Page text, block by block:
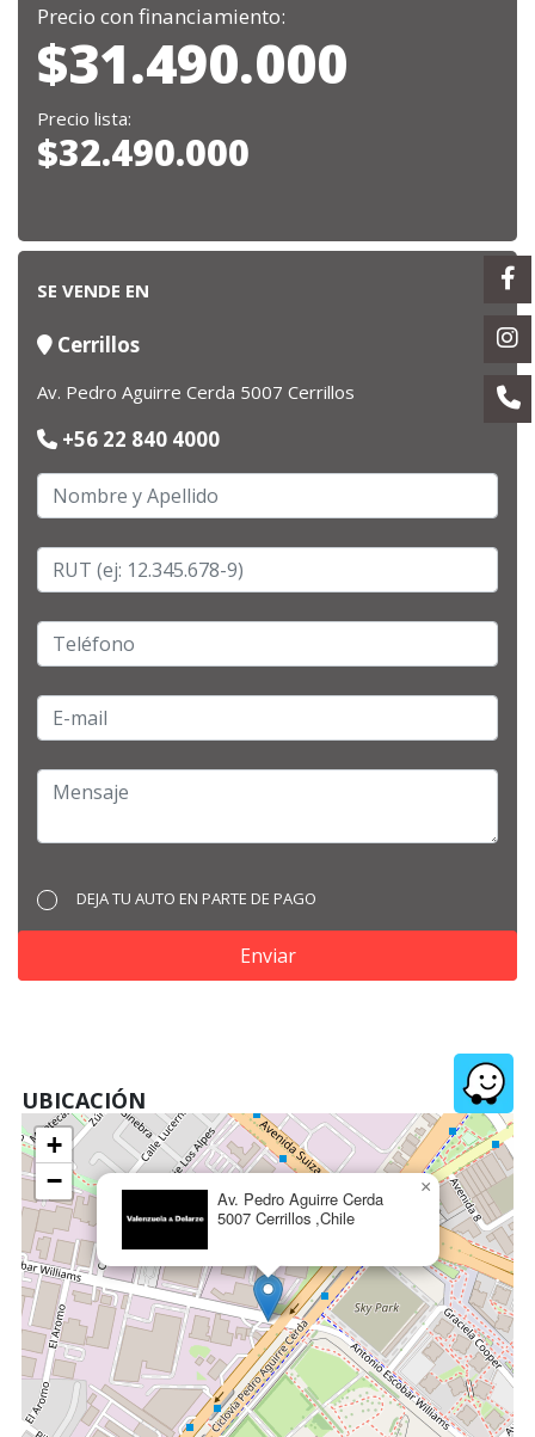
Precio con financiamiento:
$31.490.000
Precio lista:
$32.490.000
SE VENDE EN
Cerrillos
Av. Pedro Aguirre Cerda 5007 Cerrillos
+56 22 840 4000
DEJA TU AUTO EN PARTE DE PAGO
Enviar
UBICACIÓN
Av. Pedro Aguirre Cerda
5007 Cerrillos ,Chile
×
+
−